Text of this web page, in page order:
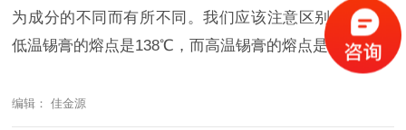
为成分的不同而有所不同。我们应该注意区别。例如，
低温锡膏的熔点是138℃，而高温锡膏的熔点是217℃。
编辑： 佳金源